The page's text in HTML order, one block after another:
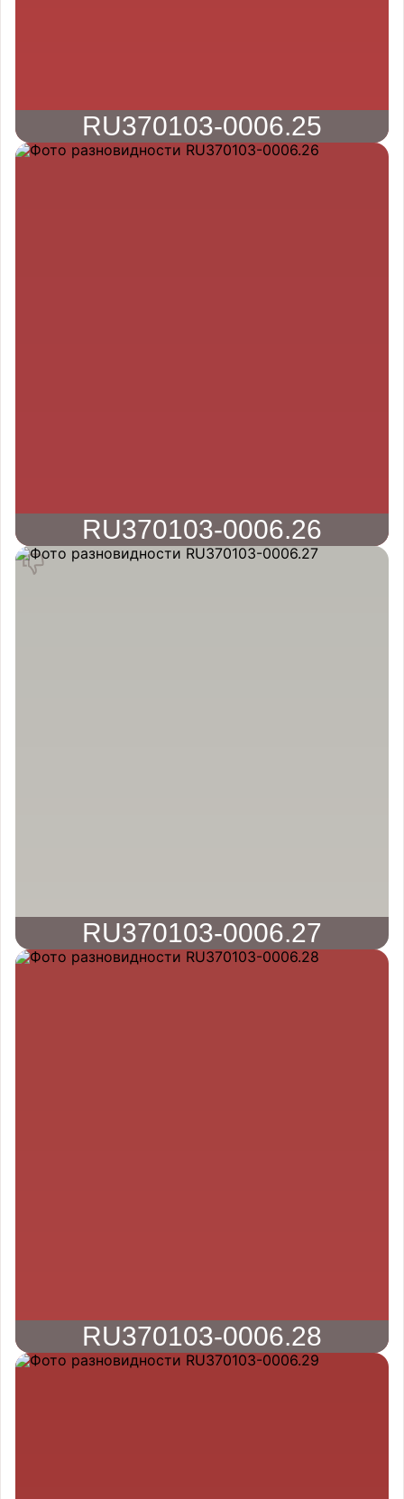
RU370103-0006.25
RU370103-0006.26
RU370103-0006.27
RU370103-0006.28